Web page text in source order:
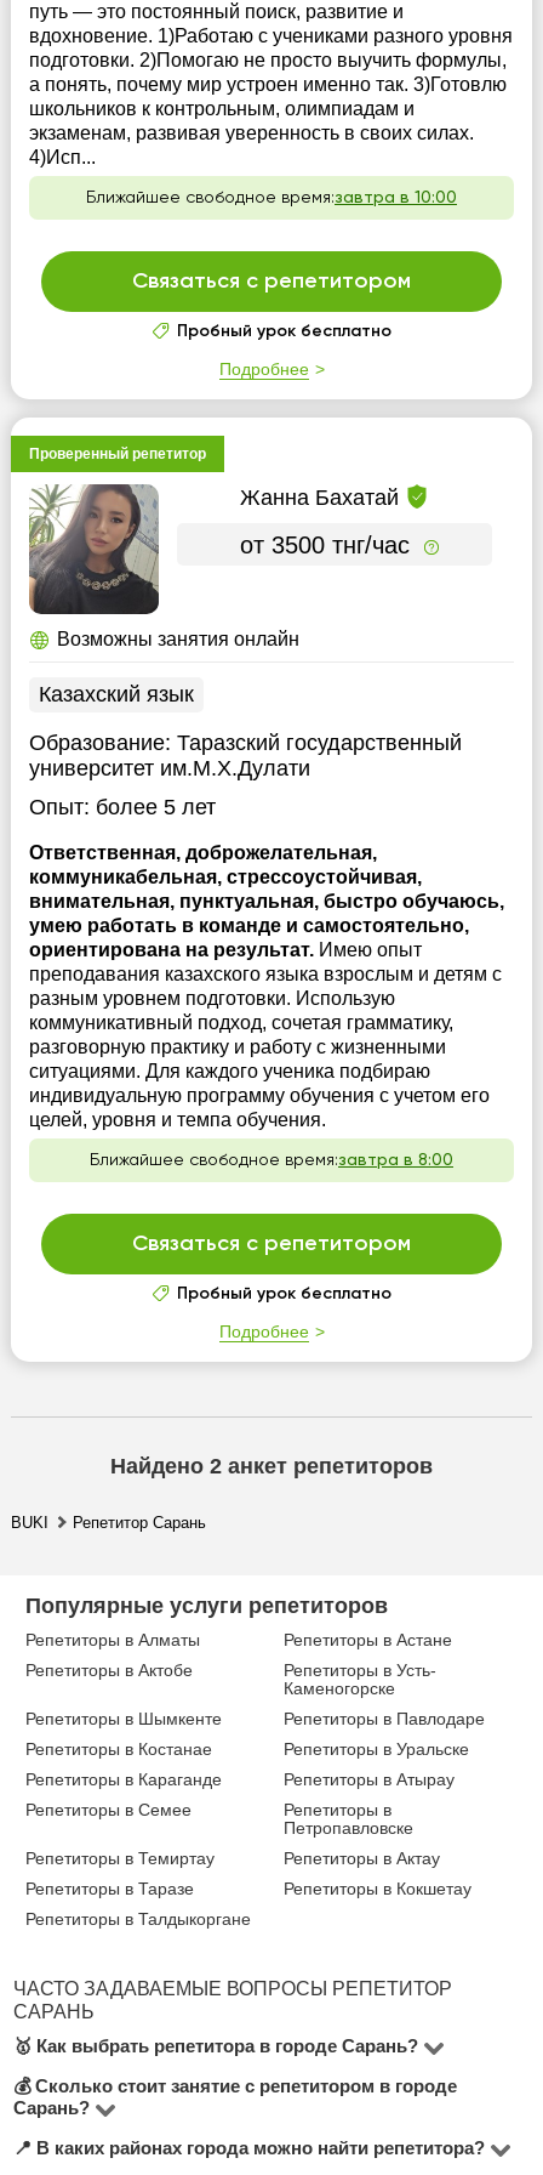
путь — это постоянный поиск, развитие и
вдохновение. 1)Работаю с учениками разного уровня
подготовки. 2)Помогаю не просто выучить формулы,
а понять, почему мир устроен именно так. 3)Готовлю
школьников к контрольным, олимпиадам и
экзаменам, развивая уверенность в своих силах.
4)Исп...
Ближайшее свободное время:завтра в 10:00
Связаться с репетитором
Пробный урок бесплатно
Подробнее
Проверенный репетитор
Жанна Бахатай
от 3500 тнг/час
Возможны занятия онлайн
Казахский язык
Образование: Таразский государственный
университет им.М.Х.Дулати
Опыт: более 5 лет
Ответственная, доброжелательная,
коммуникабельная, стрессоустойчивая,
внимательная, пунктуальная, быстро обучаюсь,
умею работать в команде и самостоятельно,
ориентирована на результат. Имею опыт
преподавания казахского языка взрослым и детям с
разным уровнем подготовки. Использую
коммуникативный подход, сочетая грамматику,
разговорную практику и работу с жизненными
ситуациями. Для каждого ученика подбираю
индивидуальную программу обучения с учетом его
целей, уровня и темпа обучения.
Ближайшее свободное время:завтра в 8:00
Связаться с репетитором
Пробный урок бесплатно
Подробнее
Найдено 2 анкет репетиторов
BUKI Репетитор Сарань
Популярные услуги репетиторов
Репетиторы в Алматы
Репетиторы в Астане
Репетиторы в Актобе
Репетиторы в Усть-
Каменогорске
Репетиторы в Шымкенте
Репетиторы в Павлодаре
Репетиторы в Костанае
Репетиторы в Уральске
Репетиторы в Караганде
Репетиторы в Атырау
Репетиторы в Семее
Репетиторы в
Петропавловске
Репетиторы в Темиртау
Репетиторы в Актау
Репетиторы в Таразе
Репетиторы в Кокшетау
Репетиторы в Талдыкоргане
ЧАСТО ЗАДАВАЕМЫЕ ВОПРОСЫ РЕПЕТИТОР
САРАНЬ
🥇 Как выбрать репетитора в городе Сарань?
На сайте BUKI вы можете выбрать любого из 2
репетиторов, преподающих более 2 предметов.
Рекомендуем обратить внимание на: стоимость за час
💰 Сколько стоит занятие с репетитором в городе
Сарань?
Стоимость зависит от выбранного предмета и
📍 В каких районах города можно найти репетитора?